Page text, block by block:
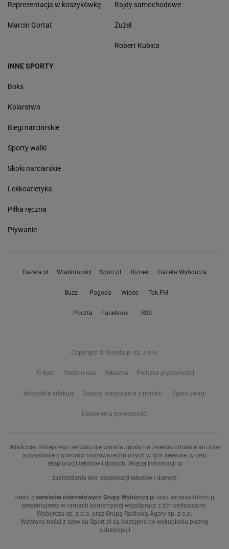
Reprezentacja w koszykówkę
Marcin Gortat
Rajdy samochodowe
Żużel
Robert Kubica
INNE SPORTY
Boks
Kolarstwo
Biegi narciarskie
Sporty walki
Skoki narciarskie
Lekkoatletyka
Piłka ręczna
Pływanie
Gazeta.pl Wiadomości Sport.pl Biznes Gazeta Wyborcza
Buzz Pogoda Wideo Tok.FM
Poczta Facebook RSS
Copyright © Gazeta.pl sp. z o.o.
O Nas Staże u nas Reklama Polityka prywatności
Wszystkie artykuły Zasady korzystania z portalu Zgłoś uwagi
Ustawienia prywatności
Właściciel niniejszego serwisu nie wyraża zgody na zwielokrotnianie ani inne
korzystanie z utworów rozpowszechnionych w tym serwisie, w celu
eksploracji tekstów i danych. Więcej informacji w
zastrzeżeniu dot. eksploracji tekstów i danych
Treści z serwisów internetowych Grupy Wyborcza.pl oraz serwisu tokfm.pl
prezentujemy w ramach komercyjnej współpracy z ich wydawcami:
Wyborcza sp. z o.o. oraz Grupą Radiową Agory sp. z o.o.
Wybrane treści z serwisu Sport.pl są dostępne po wykupieniu płatnej
subskrypcji